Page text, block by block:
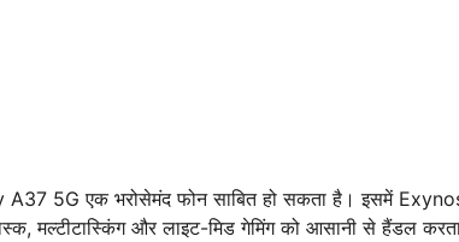
A37 5G एक भरोसेमंद फोन साबित हो सकता है। इसमें
मल्टीटास्किंग और लाइट-मिड गेमिंग को आसानी से हैंडल